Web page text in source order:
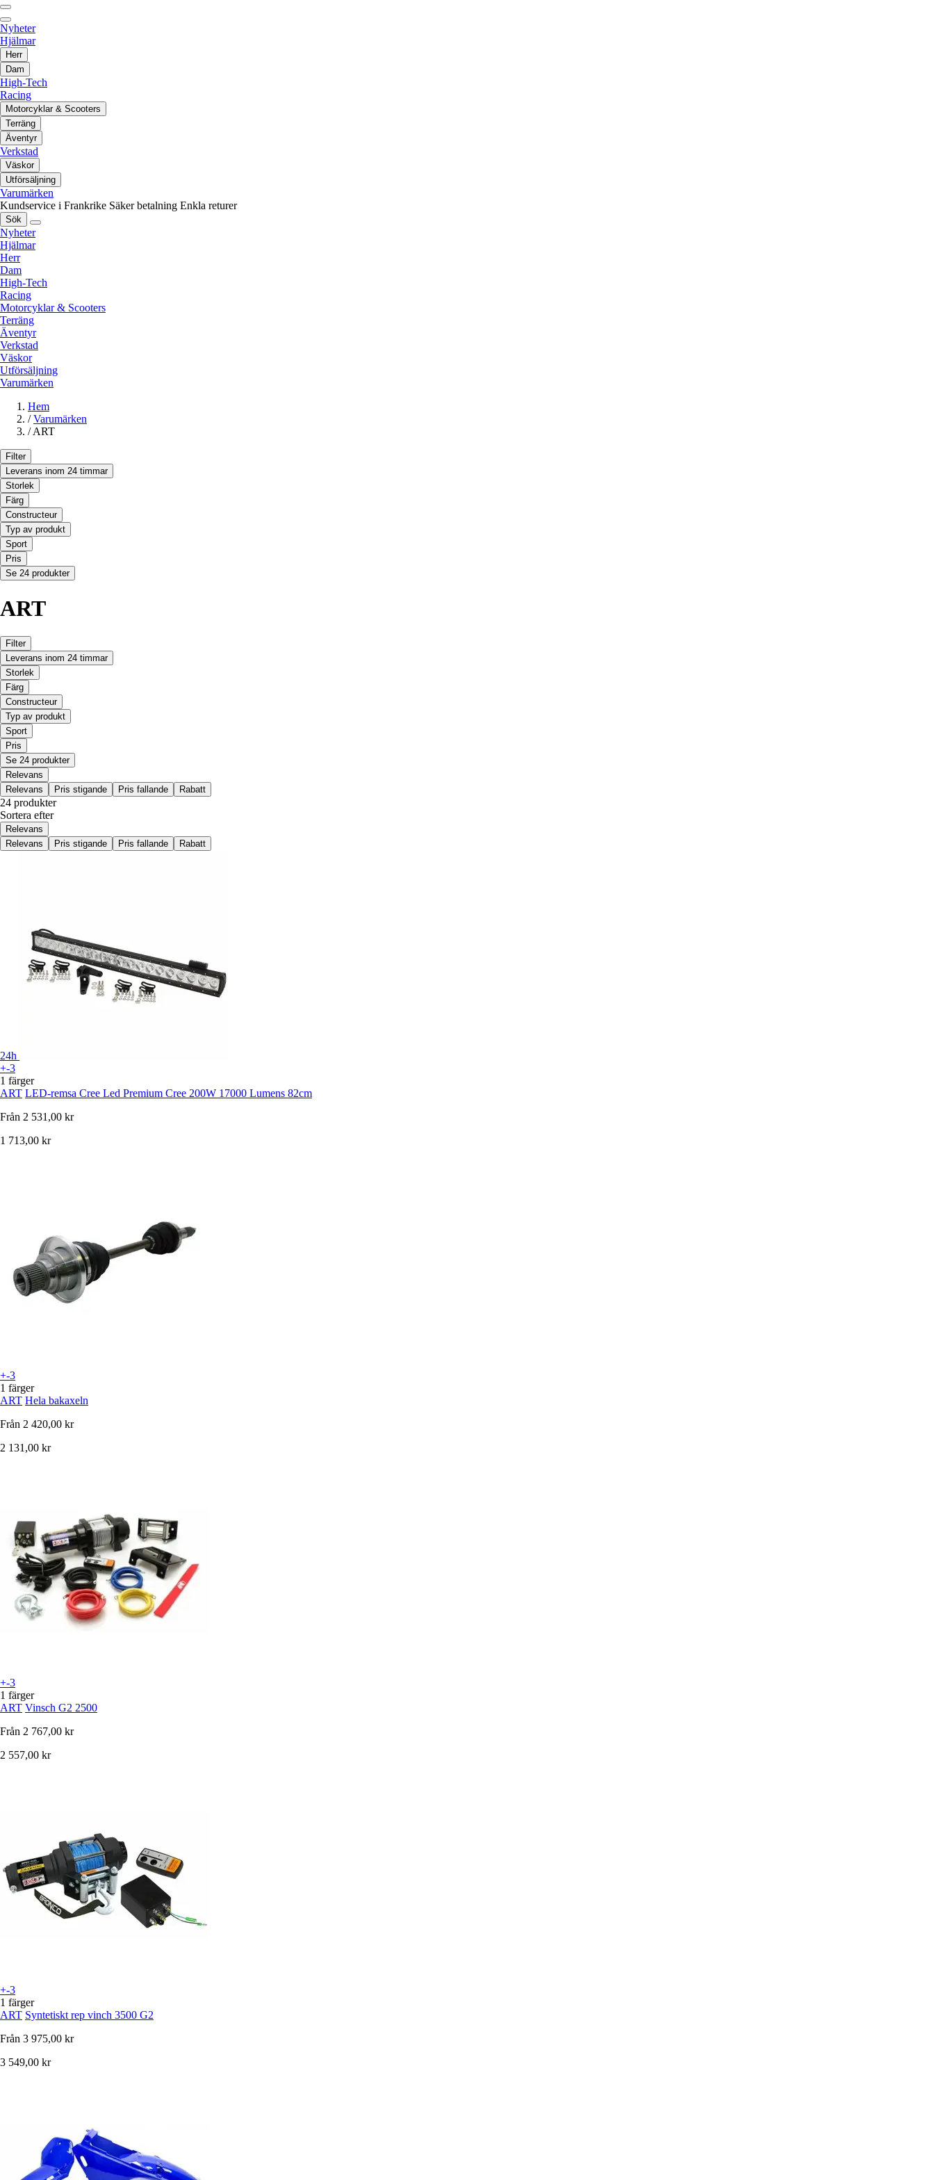
Nyheter
Hjälmar
Herr
Dam
High-Tech
Racing
Motorcyklar & Scooters
Terräng
Äventyr
Verkstad
Väskor
Utförsäljning
Varumärken
Kundservice i Frankrike Säker betalning Enkla returer
Sök
Nyheter
Hjälmar
Herr
Dam
High-Tech
Racing
Motorcyklar & Scooters
Terräng
Äventyr
Verkstad
Väskor
Utförsäljning
Varumärken
Hem
/ Varumärken
/ ART
Filter
Leverans inom 24 timmar
Storlek
Färg
Constructeur
Typ av produkt
Sport
Pris
Se 24 produkter
ART
Filter
Leverans inom 24 timmar
Storlek
Färg
Constructeur
Typ av produkt
Sport
Pris
Se 24 produkter
Relevans
Relevans
Pris stigande Pris fallande Rabatt
24 produkter
Sortera efter
Relevans
Relevans
Pris stigande Pris fallande Rabatt
24h
+-3
1 färger
ART LED-remsa Cree Led Premium Cree 200W 17000 Lumens 82cm
Från 2 531,00 kr
1 713,00 kr
+-3
1 färger
ART Hela bakaxeln
Från 2 420,00 kr
2 131,00 kr
+-3
1 färger
ART Vinsch G2 2500
Från 2 767,00 kr
2 557,00 kr
+-3
1 färger
ART Syntetiskt rep vinch 3500 G2
Från 3 975,00 kr
3 549,00 kr